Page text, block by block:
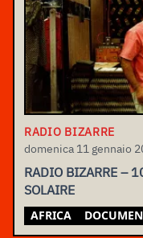
RADIO BIZARRE
domenica 11 gennaio
RADIO BIZARRE –
SOLAIRE
AFRICA